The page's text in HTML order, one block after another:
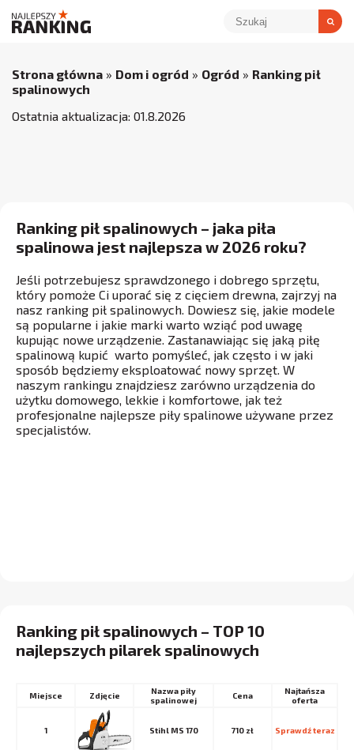
Strona główna » Dom i ogród » Ogród » Ranking pił
spalinowych
Ostatnia aktualizacja: 01.8.2026
Ranking pił spalinowych – jaka piła
spalinowa jest najlepsza w 2026 roku?
Jeśli potrzebujesz sprawdzonego i dobrego sprzętu,
który pomoże Ci uporać się z cięciem drewna, zajrzyj na
nasz ranking pił spalinowych. Dowiesz się, jakie modele
są popularne i jakie marki warto wziąć pod uwagę
kupując nowe urządzenie. Zastanawiając się jaką piłę
spalinową kupić warto pomyśleć, jak często i w jaki
sposób będziemy eksploatować nowy sprzęt. W
naszym rankingu znajdziesz zarówno urządzenia do
użytku domowego, lekkie i komfortowe, jak też
profesjonalne najlepsze piły spalinowe używane przez
specjalistów.
Ranking pił spalinowych – TOP 10
najlepszych pilarek spalinowych
Miejsce
Nazwa piły
spalinowej
Cena
Najtańsza
oferta
1 Stihl MS 170 710 zł Sprawdź teraz